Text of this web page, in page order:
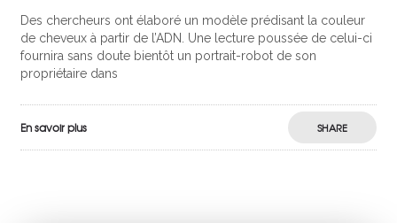
Des chercheurs ont élaboré un modèle prédisant la couleur
de cheveux à partir de l’ADN. Une lecture poussée de celui-ci
fournira sans doute bientôt un portrait-robot de son
propriétaire dans
En savoir plus SHARE